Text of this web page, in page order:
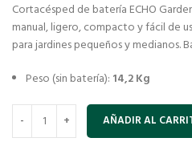
Cortacésped de batería ECHO
manual, ligero, compacto y fácil de
para jardines pequeños y medianos.
Peso (sin batería): 14,2 Kg
AÑADIR AL